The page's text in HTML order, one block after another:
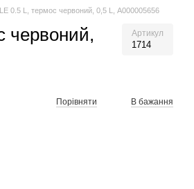
0.5 L, термос червоний, 0,5 L, А000005656
червоний,
Артикул
1714
Порівняти В бажання